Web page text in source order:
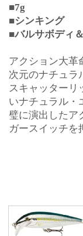
■7g
■シンキング
■バルサボディ
アクション大革
次元のナチュラ
スキャッターリ
いナチュラル・
璧に演出したア
ガースイッチを